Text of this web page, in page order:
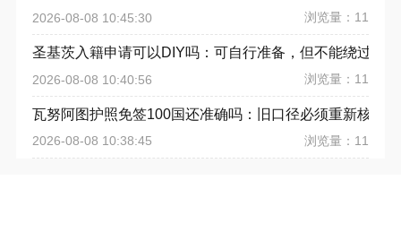
2026-08-08 10:45:30 浏览量：11
圣基茨入籍申请可以DIY吗：可自行准备，但不能绕过授
2026-08-08 10:40:56 浏览量：11
瓦努阿图护照免签100国还准确吗：旧口径必须重新核对
2026-08-08 10:38:45 浏览量：11